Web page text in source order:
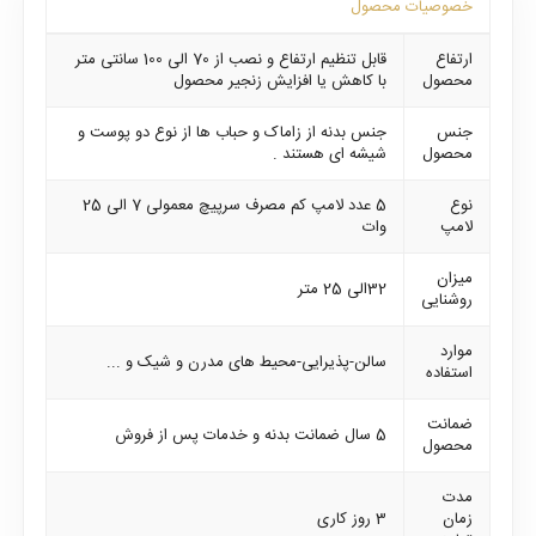
خصوصیات محصول
ارتفاع
محصول
قابل تنظیم ارتفاع و نصب از 70 الی 100 سانتی متر
با کاهش یا افزایش زنجیر محصول
جنس
محصول
جنس بدنه از زاماک و حباب ها از نوع دو پوست و
شیشه ای هستند .
نوع
لامپ
5 عدد لامپ کم مصرف سرپیچ معمولی 7 الی 25
وات
میزان
روشنایی
32الی 25 متر
موارد
استفاده
سالن-پذیرایی-محیط های مدرن و شیک و ...
ضمانت
محصول
5 سال ضمانت بدنه و خدمات پس از فروش
مدت
زمان
3 روز کاری